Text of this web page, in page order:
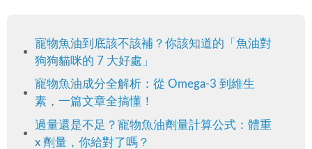
寵物魚油到底該不該補？你該知道的「魚油對
狗狗貓咪的 7 大好處」
寵物魚油成分全解析：從 Omega-3 到維生
素，一篇文章全搞懂！
過量還是不足？寵物魚油劑量計算公式：體重
x 劑量，你給對了嗎？